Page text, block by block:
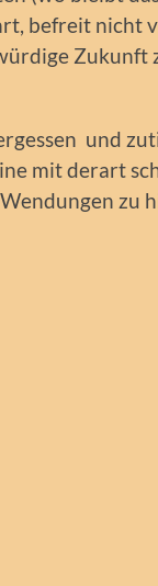
befreit nicht
Zukunft
und
mit derart
zu